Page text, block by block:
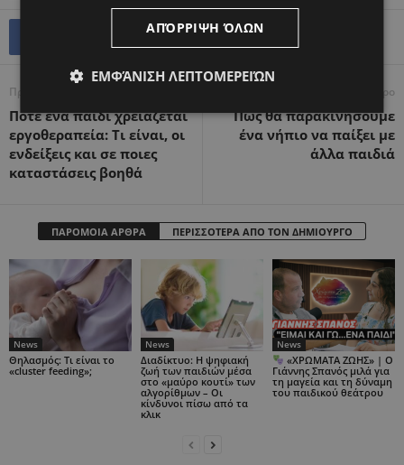
Προηγούμενο άρθρο
Πότε ένα παιδί χρειάζεται
εργοθεραπεία: Τι είναι, οι
ενδείξεις και σε ποιες
καταστάσεις βοηθά
Επόμενο άρθρο
Πώς θα παρακινήσουμε
ένα νήπιο να παίξει με
άλλα παιδιά
ΠΑΡΟΜΟΙΑ ΑΡΘΡΑ ΠΕΡΙΣΣΟΤΕΡΑ ΑΠΟ ΤΟΝ ΔΗΜΙΟΥΡΓΟ
News
Θηλασμός: Τι είναι το
«cluster feeding»;
News
Διαδίκτυο: Η ψηφιακή
ζωή των παιδιών μέσα
στο «μαύρο κουτί» των
αλγορίθμων – Οι
κίνδυνοι πίσω από τα
κλικ
News
«ΧΡΩΜΑΤΑ ΖΩΗΣ» | Ο
Γιάννης Σπανός μιλά για
τη μαγεία και τη δύναμη
του παιδικού θεάτρου
ΑΠΌΡΡΙΨΗ ΌΛΩΝ
ΕΜΦΆΝΙΣΗ ΛΕΠΤΟΜΕΡΕΙΏΝ